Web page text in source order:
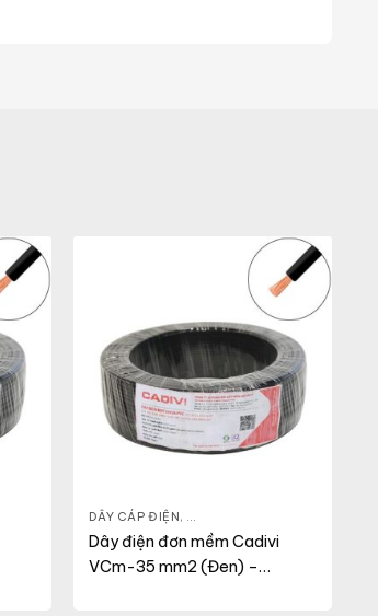
DÂY CÁP ĐIỆN,
Dây điện đơn mềm Cadivi
VCm-35 mm2 (Đen) –